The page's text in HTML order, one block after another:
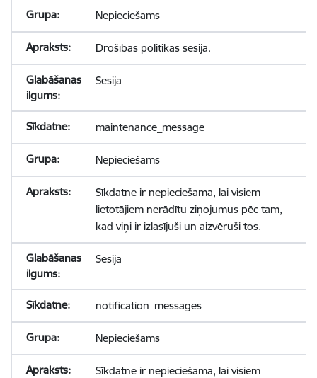
Nepieciešams
Drošības politikas sesija.
Sesija
maintenance_message
Nepieciešams
Sīkdatne ir nepieciešama, lai visiem
lietotājiem nerādītu ziņojumus pēc tam,
kad viņi ir izlasījuši un aizvēruši tos.
Sesija
notification_messages
Nepieciešams
Sīkdatne ir nepieciešama, lai visiem